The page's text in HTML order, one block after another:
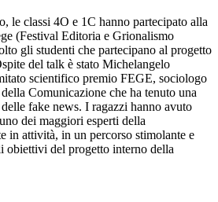
le classi 4O e 1C hanno partecipato alla
(Festival Editoria e Grionalismo
gli studenti che partecipano al progetto
del talk è stato Michelangelo
scientifico premio FEGE, sociologo
Comunicazione che ha tenuto una
fake news. I ragazzi hanno avuto
dei maggiori esperti della
in attività, in un percorso stimolante e
obiettivi del progetto interno della